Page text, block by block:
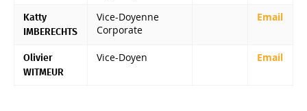
Katty
IMBERECHTS
Vice-Doyenne
Corporate
Email
Olivier
WITMEUR
Vice-Doyen Email